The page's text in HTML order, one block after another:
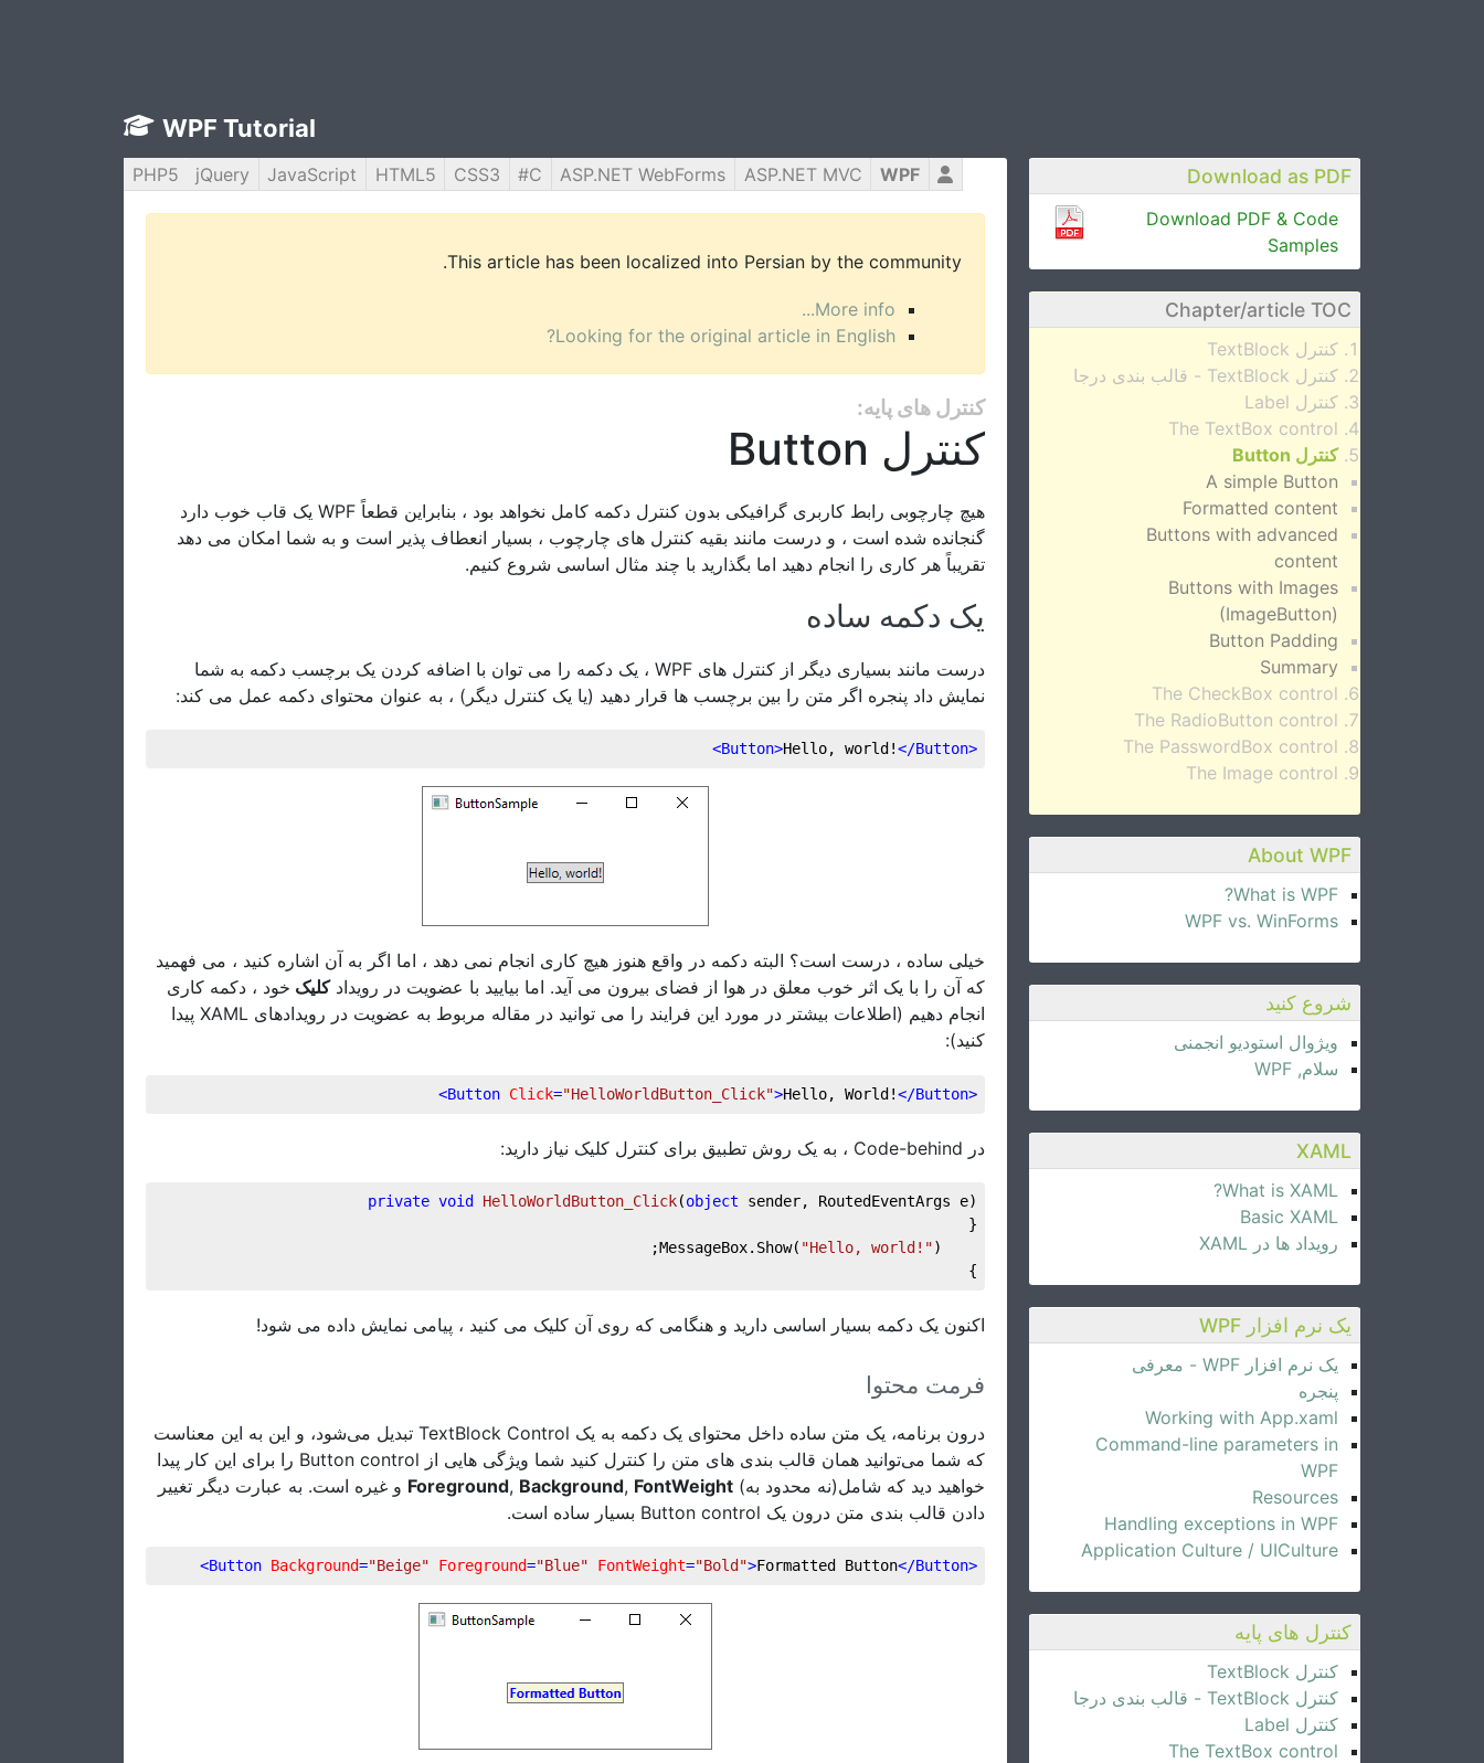
WPF Tutorial
Download as PDF
Download PDF & Code
Samples
Chapter/article TOC
کنترل TextBlock
کنترل TextBlock - قالب بندی درجا
کنترل Label
The TextBox control
کنترل Button
A simple Button
Formatted content
Buttons with advanced
content
Buttons with Images
(ImageButton)
Button Padding
Summary
The CheckBox control
The RadioButton control
The PasswordBox control
The Image control
About WPF
What is WPF?
WPF vs. WinForms
شروع کنید
ویژوال استودیو انجمنی
سلام, WPF
XAML
What is XAML?
Basic XAML
رویداد ها در XAML
یک نرم افزار WPF
یک نرم افزار WPF - معرفی
پنجره
Working with App.xaml
Command-line parameters in
WPF
Resources
Handling exceptions in WPF
Application Culture / UICulture
کنترل های پایه
کنترل TextBlock
کنترل TextBlock - قالب بندی درجا
کنترل Label
The TextBox control
WPF
ASP.NET MVC
ASP.NET WebForms
C#
CSS3
HTML5
JavaScript
jQuery
PHP5
This article has been localized into Persian by the community.
More info...
Looking for the original article in English?
کنترل های پایه:
کنترل Button
هیچ چارچوبی رابط کاربری گرافیکی بدون کنترل دکمه کامل نخواهد بود ، بنابراین قطعاً WPF یک قاب خوب دارد
گنجانده شده است ، و درست مانند بقیه کنترل های چارچوب ، بسیار انعطاف پذیر است و به شما امکان می دهد
تقریباً هر کاری را انجام دهید اما بگذارید با چند مثال اساسی شروع کنیم.
یک دکمه ساده
درست مانند بسیاری دیگر از کنترل های WPF ، یک دکمه را می توان با اضافه کردن یک برچسب دکمه به شما
نمایش داد پنجره اگر متن را بین برچسب ها قرار دهید (یا یک کنترل دیگر) ، به عنوان محتوای دکمه عمل می کند:
<
Button>Hello, world!</Button
>
خیلی ساده ، درست است؟ البته دکمه در واقع هنوز هیچ کاری انجام نمی دهد ، اما اگر به آن اشاره کنید ، می فهمید
که آن را با یک اثر خوب معلق در هوا از فضای بیرون می آید. اما بیایید با عضویت در رویدادکلیک خود ، دکمه کاری
انجام دهیم (اطلاعات بیشتر در مورد این فرایند را می توانید در مقاله مربوط به عضویت در رویدادهای XAML پیدا
کنید):
<
Button Click="HelloWorldButton_Click">Hello, World!</Button
>
در Code-behind ، به یک روش تطبیق برای کنترل کلیک نیاز دارید:
private void HelloWorldButton_Click(object sender, RoutedEventArgs e)
{
"Hello, world!");
}
اکنون یک دکمه بسیار اساسی دارید و هنگامی که روی آن کلیک می کنید ، پیامی نمایش داده می شود!
فرمت محتوا
درون برنامه، یک متن ساده داخل محتوای یک دکمه به یک TextBlock Control تبدیل می‌شود، و این به این معناست
که شما می‌توانید همان قالب بندی های متن را کنترل کنید شما ویژگی هایی از Button control را برای این کار پیدا
خواهید دید که شامل(نه محدود به)
Foreground, Background, FontWeight
و غیره است. به عبارت دیگر تغییر
دادن قالب بندی متن درون یک Button control بسیار ساده است.
<
Button Background="Beige" Foreground="Blue" FontWeight="Bold">Formatted Button</Button
>